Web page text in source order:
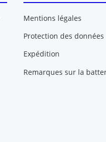
Mentions légales
Protection des données
Expédition
Remarques sur la